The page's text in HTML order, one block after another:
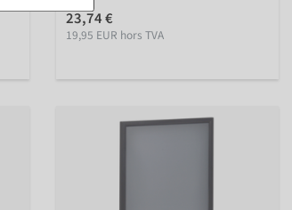
23,74 €
19,95 EUR hors TVA